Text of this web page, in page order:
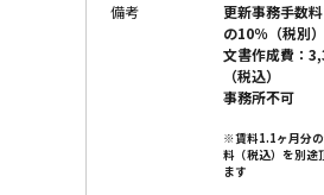
備考
更新事務手数
の10％（税別）
文書作成費：
（税込）
事務所不可
※賃料1.1ヶ月分
料（税込）を別途
ます